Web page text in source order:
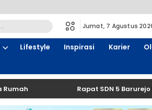
Jumat, 7 Agustus
Lifestyle Inspirasi Karier
Rapat SDN 5 Barurejo Bahas